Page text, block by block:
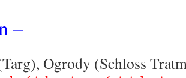
–
Ogrody (Schloss